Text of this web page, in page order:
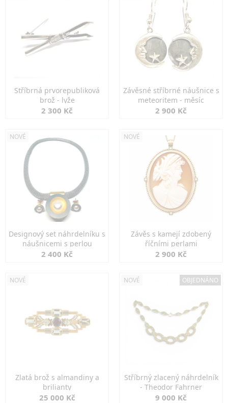
Stříbrná prvorepubliková
brož - lyže
2 300 Kč
Závěsné stříbrné náušnice s
meteoritem - měsíc
2 900 Kč
NOVÉ
Designový set náhrdelníku s
náušnicemi s perlou
2 400 Kč
NOVÉ
Závěs s kamejí zdobený
říčními perlami
2 900 Kč
NOVÉ
Zlatá brož s almandiny a
brilianty
25 000 Kč
NOVÉ OBJEDNÁNO
Stříbrný zlacený náhrdelník
- Theodor Fahrner
9 000 Kč